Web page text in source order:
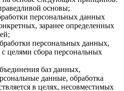
основы;
персональных данных
заранее определенных
персональных данных,
целями сбора персональных
баз данных,
данные, обработка
в целях, несовместимых